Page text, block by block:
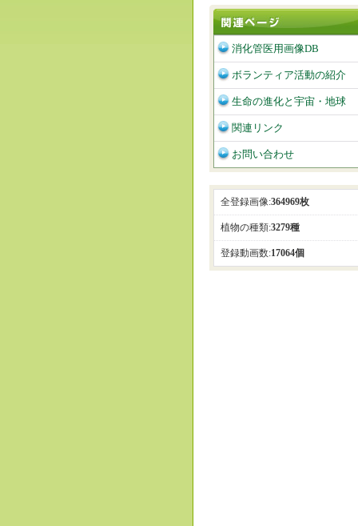
消化管医用画像DB
ボランティア活動の紹介
生命の進化と宇宙・地球
関連リンク
お問い合わせ
全登録画像:364969枚
植物の種類:3279種
登録動画数:17064個